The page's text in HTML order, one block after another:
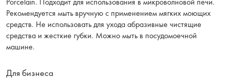
Рекомендуется мыть вручную с применением мягких моющих
средств. Не использовать для ухода абразивные чистящие
средства и жесткие губки. Можно мыть в посудомоечной
машине.
Для бизнеса